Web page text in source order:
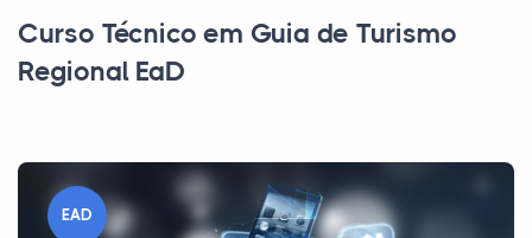
Curso Técnico em Guia de Turismo
Regional EaD
EAD